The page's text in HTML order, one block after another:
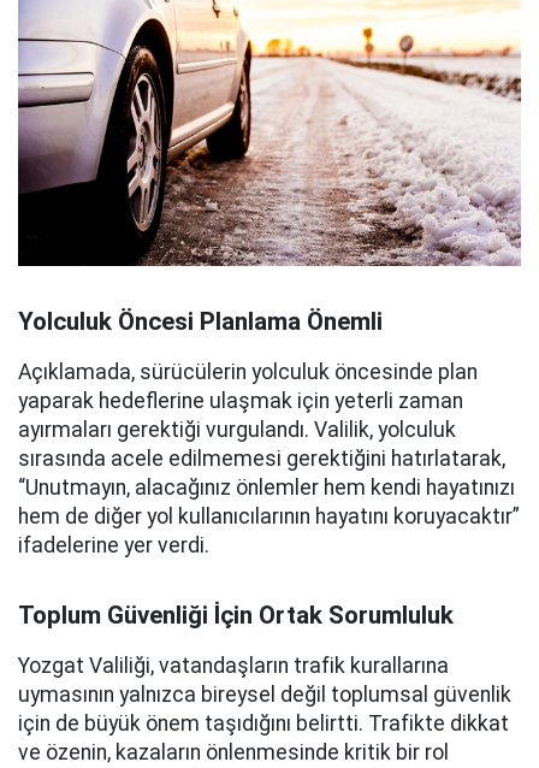
Yolculuk Öncesi Planlama Önemli
Açıklamada, sürücülerin yolculuk öncesinde plan
yaparak hedeflerine ulaşmak için yeterli zaman
ayırmaları gerektiği vurgulandı. Valilik, yolculuk
sırasında acele edilmemesi gerektiğini hatırlatarak,
“Unutmayın, alacağınız önlemler hem kendi hayatınızı
hem de diğer yol kullanıcılarının hayatını koruyacaktır”
ifadelerine yer verdi.
Toplum Güvenliği İçin Ortak Sorumluluk
Yozgat Valiliği, vatandaşların trafik kurallarına
uymasının yalnızca bireysel değil toplumsal güvenlik
için de büyük önem taşıdığını belirtti. Trafikte dikkat
ve özenin, kazaların önlenmesinde kritik bir rol